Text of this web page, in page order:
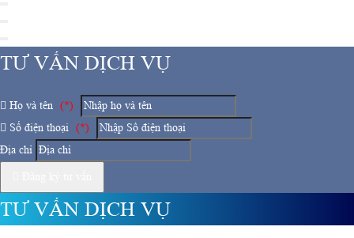
TƯ VẤN DỊCH VỤ
Họ và tên (*)
Số điện thoại (*)
Địa chỉ
TƯ VẤN DỊCH VỤ